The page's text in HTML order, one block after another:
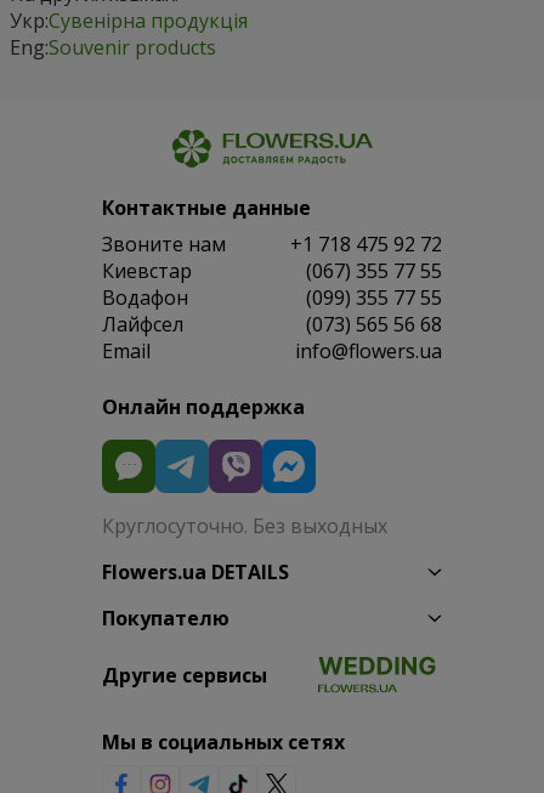
Укр:Сувенірна продукція
Eng:Souvenir products
Контактные данные
Звоните нам
+1 718 475 92 72
Киевстар
(067) 355 77 55
Водафон
(099) 355 77 55
Лайфсел
(073) 565 56 68
Email
info@flowers.ua
Онлайн поддержка
Круглосуточно. Без выходных
Flowers.ua DETAILS
Покупателю
Другие сервисы
Мы в социальных сетях